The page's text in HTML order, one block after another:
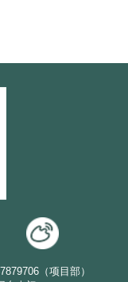
（项目部）